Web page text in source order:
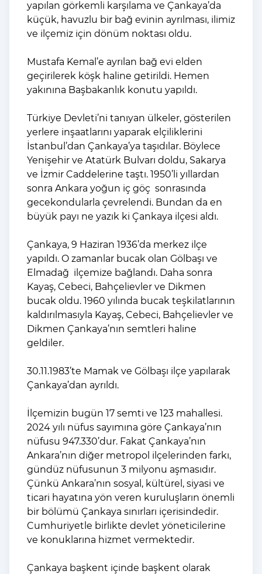
yapılan görkemli karşılama ve Çankaya’da
küçük, havuzlu bir bağ evinin ayrılması, ilimiz
ve ilçemiz için dönüm noktası oldu.
Mustafa Kemal’e ayrılan bağ evi elden
geçirilerek köşk haline getirildi. Hemen
yakınına Başbakanlık konutu yapıldı.
Türkiye Devleti’ni tanıyan ülkeler, gösterilen
yerlere inşaatlarını yaparak elçiliklerini
İstanbul’dan Çankaya’ya taşıdılar. Böylece
Yenişehir ve Atatürk Bulvarı doldu, Sakarya
ve İzmir Caddelerine taştı. 1950’li yıllardan
sonra Ankara yoğun iç göç sonrasında
gecekondularla çevrelendi. Bundan da en
büyük payı ne yazık ki Çankaya ilçesi aldı.
Çankaya, 9 Haziran 1936’da merkez ilçe
yapıldı. O zamanlar bucak olan Gölbaşı ve
Elmadağ ilçemize bağlandı. Daha sonra
Kayaş, Cebeci, Bahçelievler ve Dikmen
bucak oldu. 1960 yılında bucak teşkilatlarının
kaldırılmasıyla Kayaş, Cebeci, Bahçelievler ve
Dikmen Çankaya’nın semtleri haline
geldiler.
30.11.1983’te Mamak ve Gölbaşı ilçe yapılarak
Çankaya’dan ayrıldı.
İlçemizin bugün 17 semti ve 123 mahallesi.
2024 yılı nüfus sayımına göre Çankaya’nın
nüfusu 947.330’dur. Fakat Çankaya’nın
Ankara’nın diğer metropol ilçelerinden farkı,
gündüz nüfusunun 3 milyonu aşmasıdır.
Çünkü Ankara’nın sosyal, kültürel, siyasi ve
ticari hayatına yön veren kuruluşların önemli
bir bölümü Çankaya sınırları içerisindedir.
Cumhuriyetle birlikte devlet yöneticilerine
ve konuklarına hizmet vermektedir.
Çankaya başkent içinde başkent olarak